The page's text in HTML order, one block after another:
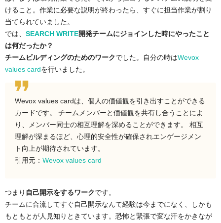
けること。作業に必要な説明が終わったら、すぐに担当作業が割り
当てられていました。
では、 SEARCH WRITE開発チームにジョインした時にやったこと
は何だったか？
チームビルディングのためのワークでした。自分の時はWevox
values cardを行いました。
Wevox values cardは、個人の価値観を引き出すことができる
カードです。 チームメンバーと価値観を共有し合うことによ
り、メンバー同士の相互理解を深めることができます。 相互
理解が深まるほど、心理的安全性が確保されエンゲージメン
ト向上が期待されています。
引用元： Wevox values card
つまり 自己開示をするワークです。
チームに合流してすぐ自己開示なんて経験は今までになく、しかも
もともとが人見知りときています。恐怖と緊張で変な汗をかきなが